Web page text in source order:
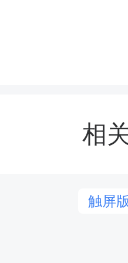
月3日，由
大学生学
相
触屏